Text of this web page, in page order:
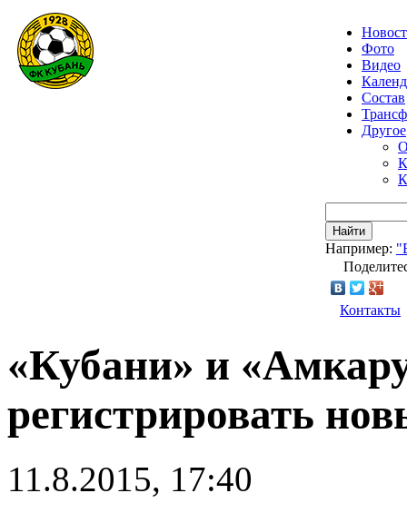
Фото
Видео
Состав
Другое
Найти
Например:
Контакты
«Кубани» и
регистрировать
11.8.2015, 17:40